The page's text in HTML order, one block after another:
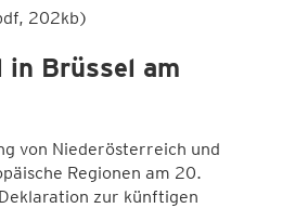
202kb)
in Brüssel am
von Niederösterreich und
Regionen am 20.
zur künftigen